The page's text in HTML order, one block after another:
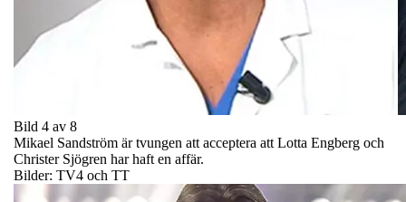
Bild 4 av 8
Mikael Sandström är tvungen att acceptera att Lotta Engberg och
Christer Sjögren har haft en affär.
Bilder: TV4 och TT